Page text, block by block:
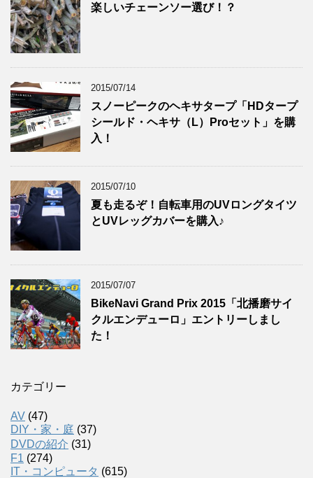
楽しいチェーンソー選び！？
2015/07/14
スノーピークのヘキサタープ「HDタープ
シールド・ヘキサ（L）Proセット」を購
入！
2015/07/10
夏も走るぞ！自転車用のUVロングタイツ
とUVレッグカバーを購入♪
2015/07/07
BikeNavi Grand Prix 2015「北播磨サイ
クルエンデューロ」エントリーしまし
た！
カテゴリー
AV (47)
DIY・家・庭 (37)
DVDの紹介 (31)
F1 (274)
IT・コンピュータ (615)